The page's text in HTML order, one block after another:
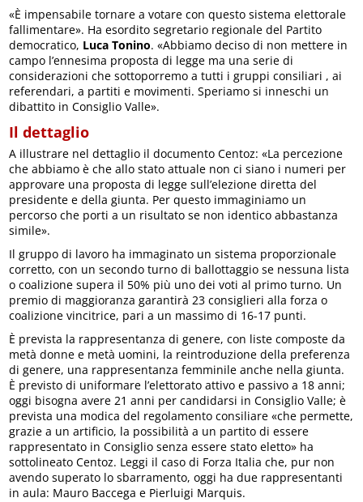
«È impensabile tornare a votare con questo sistema elettorale
fallimentare». Ha esordito segretario regionale del Partito
democratico, Luca Tonino. «Abbiamo deciso di non mettere in
campo l’ennesima proposta di legge ma una serie di
considerazioni che sottoporremo a tutti i gruppi consiliari , ai
referendari, a partiti e movimenti. Speriamo si inneschi un
dibattito in Consiglio Valle».
Il dettaglio
A illustrare nel dettaglio il documento Centoz: «La percezione
che abbiamo è che allo stato attuale non ci siano i numeri per
approvare una proposta di legge sull’elezione diretta del
presidente e della giunta. Per questo immaginiamo un
percorso che porti a un risultato se non identico abbastanza
simile».
Il gruppo di lavoro ha immaginato un sistema proporzionale
corretto, con un secondo turno di ballottaggio se nessuna lista
o coalizione supera il 50% più uno dei voti al primo turno. Un
premio di maggioranza garantirà 23 consiglieri alla forza o
coalizione vincitrice, pari a un massimo di 16-17 punti.
È prevista la rappresentanza di genere, con liste composte da
metà donne e metà uomini, la reintroduzione della preferenza
di genere, una rappresentanza femminile anche nella giunta.
È previsto di uniformare l’elettorato attivo e passivo a 18 anni;
oggi bisogna avere 21 anni per candidarsi in Consiglio Valle; è
prevista una modica del regolamento consiliare «che permette,
grazie a un artificio, la possibilità a un partito di essere
rappresentato in Consiglio senza essere stato eletto» ha
sottolineato Centoz. Leggi il caso di Forza Italia che, pur non
avendo superato lo sbarramento, oggi ha due rappresentanti
in aula: Mauro Baccega e Pierluigi Marquis.